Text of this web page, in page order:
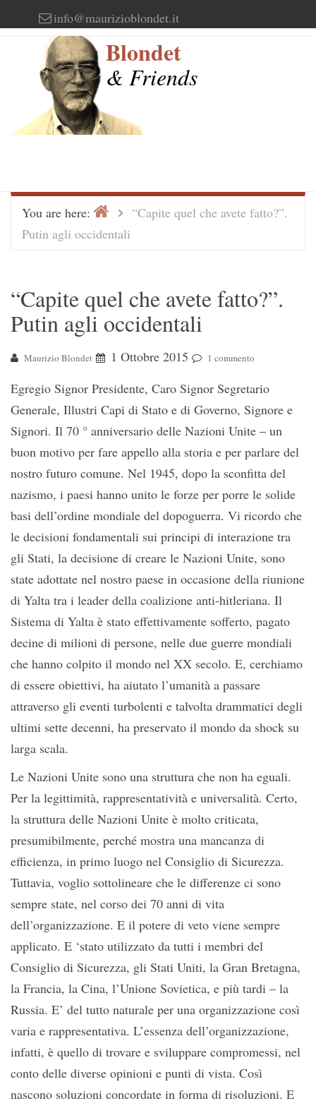
to
info@maurizioblondet.it
Blondet
& Friends
You are here: Home“Capite quel che avete fatto?”.
Putin agli occidentali
“Capite quel che avete fatto?”.
Putin agli occidentali
Maurizio Blondet 1 Ottobre 2015 1 commento
Egregio Signor Presidente, Caro Signor Segretario
Generale, Illustri Capi di Stato e di Governo, Signore e
Signori. Il 70 ° anniversario delle Nazioni Unite – un
buon motivo per fare appello alla storia e per parlare del
nostro futuro comune. Nel 1945, dopo la sconfitta del
nazismo, i paesi hanno unito le forze per porre le solide
basi dell’ordine mondiale del dopoguerra. Vi ricordo che
le decisioni fondamentali sui principi di interazione tra
gli Stati, la decisione di creare le Nazioni Unite, sono
state adottate nel nostro paese in occasione della riunione
di Yalta tra i leader della coalizione anti-hitleriana. Il
Sistema di Yalta è stato effettivamente sofferto, pagato
decine di milioni di persone, nelle due guerre mondiali
che hanno colpito il mondo nel XX secolo. E, cerchiamo
di essere obiettivi, ha aiutato l’umanità a passare
attraverso gli eventi turbolenti e talvolta drammatici degli
ultimi sette decenni, ha preservato il mondo da shock su
larga scala.
Le Nazioni Unite sono una struttura che non ha eguali.
Per la legittimità, rappresentatività e universalità. Certo,
la struttura delle Nazioni Unite è molto criticata,
presumibilmente, perché mostra una mancanza di
efficienza, in primo luogo nel Consiglio di Sicurezza.
Tuttavia, voglio sottolineare che le differenze ci sono
sempre state, nel corso dei 70 anni di vita
dell’organizzazione. E il potere di veto viene sempre
applicato. E ‘stato utilizzato da tutti i membri del
Consiglio di Sicurezza, gli Stati Uniti, la Gran Bretagna,
la Francia, la Cina, l’Unione Sovietica, e più tardi – la
Russia. E’ del tutto naturale per una organizzazione così
varia e rappresentativa. L’essenza dell’organizzazione,
infatti, è quello di trovare e sviluppare compromessi, nel
conto delle diverse opinioni e punti di vista. Così
nascono soluzioni concordate in forma di risoluzioni. E